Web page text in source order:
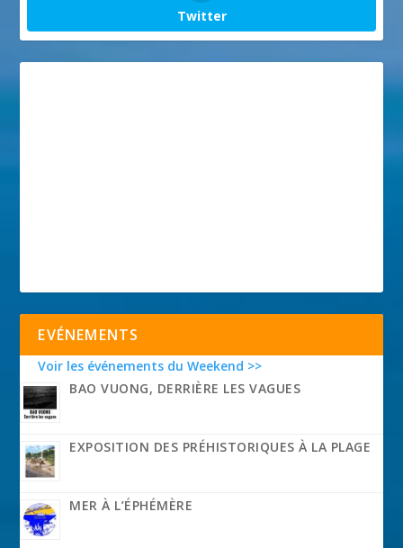
Twitter
EVÉNEMENTS
Voir les événements du Weekend >>
BAO VUONG, DERRIÈRE LES VAGUES
EXPOSITION DES PRÉHISTORIQUES À LA PLAGE
MER À L’ÉPHÉMÈRE